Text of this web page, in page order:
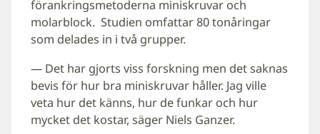
förankringsmetoderna miniskruvar och
molarblock. Studien omfattar 80 tonåringar
som delades in i två grupper.
— Det har gjorts viss forskning men det saknas
bevis för hur bra miniskruvar håller. Jag ville
veta hur det känns, hur de funkar och hur
mycket det kostar, säger Niels Ganzer.